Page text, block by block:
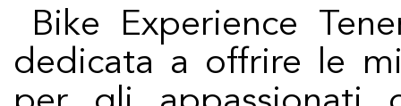
Bike Experience Tenerife è un'azienda innovativa
dedicata a offrire le